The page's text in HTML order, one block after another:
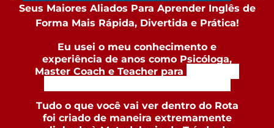
Seus Maiores Aliados Para Aprender Inglês de
Forma Mais Rápida, Divertida e Prática!
Eu usei o meu conhecimento e
experiência de anos como Psicóloga,
Master Coach e Teacher para
Tudo o que você vai ver dentro do Rota
foi criado de maneira extremamente